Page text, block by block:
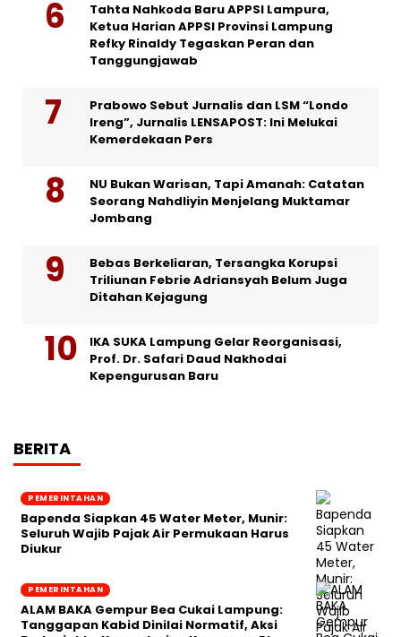
Tahta Nahkoda Baru APPSI Lampura,
Ketua Harian APPSI Provinsi Lampung
Refky Rinaldy Tegaskan Peran dan
Tanggungjawab
Prabowo Sebut Jurnalis dan LSM “Londo
Ireng”, Jurnalis LENSAPOST: Ini Melukai
Kemerdekaan Pers
NU Bukan Warisan, Tapi Amanah: Catatan
Seorang Nahdliyin Menjelang Muktamar
Jombang
Bebas Berkeliaran, Tersangka Korupsi
Triliunan Febrie Adriansyah Belum Juga
Ditahan Kejagung
IKA SUKA Lampung Gelar Reorganisasi,
Prof. Dr. Safari Daud Nakhodai
Kepengurusan Baru
BERITA
PEMERINTAHAN
‎Bapenda Siapkan 45 Water Meter, Munir:
Seluruh Wajib Pajak Air Permukaan Harus
Diukur
PEMERINTAHAN
ALAM BAKA Gempur Bea Cukai Lampung:
Tanggapan Kabid Dinilai Normatif, Aksi